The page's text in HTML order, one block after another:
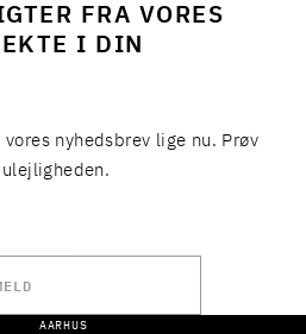
FRA VORES
I DIN
nyhedsbrev lige nu. Prøv
AARHUS